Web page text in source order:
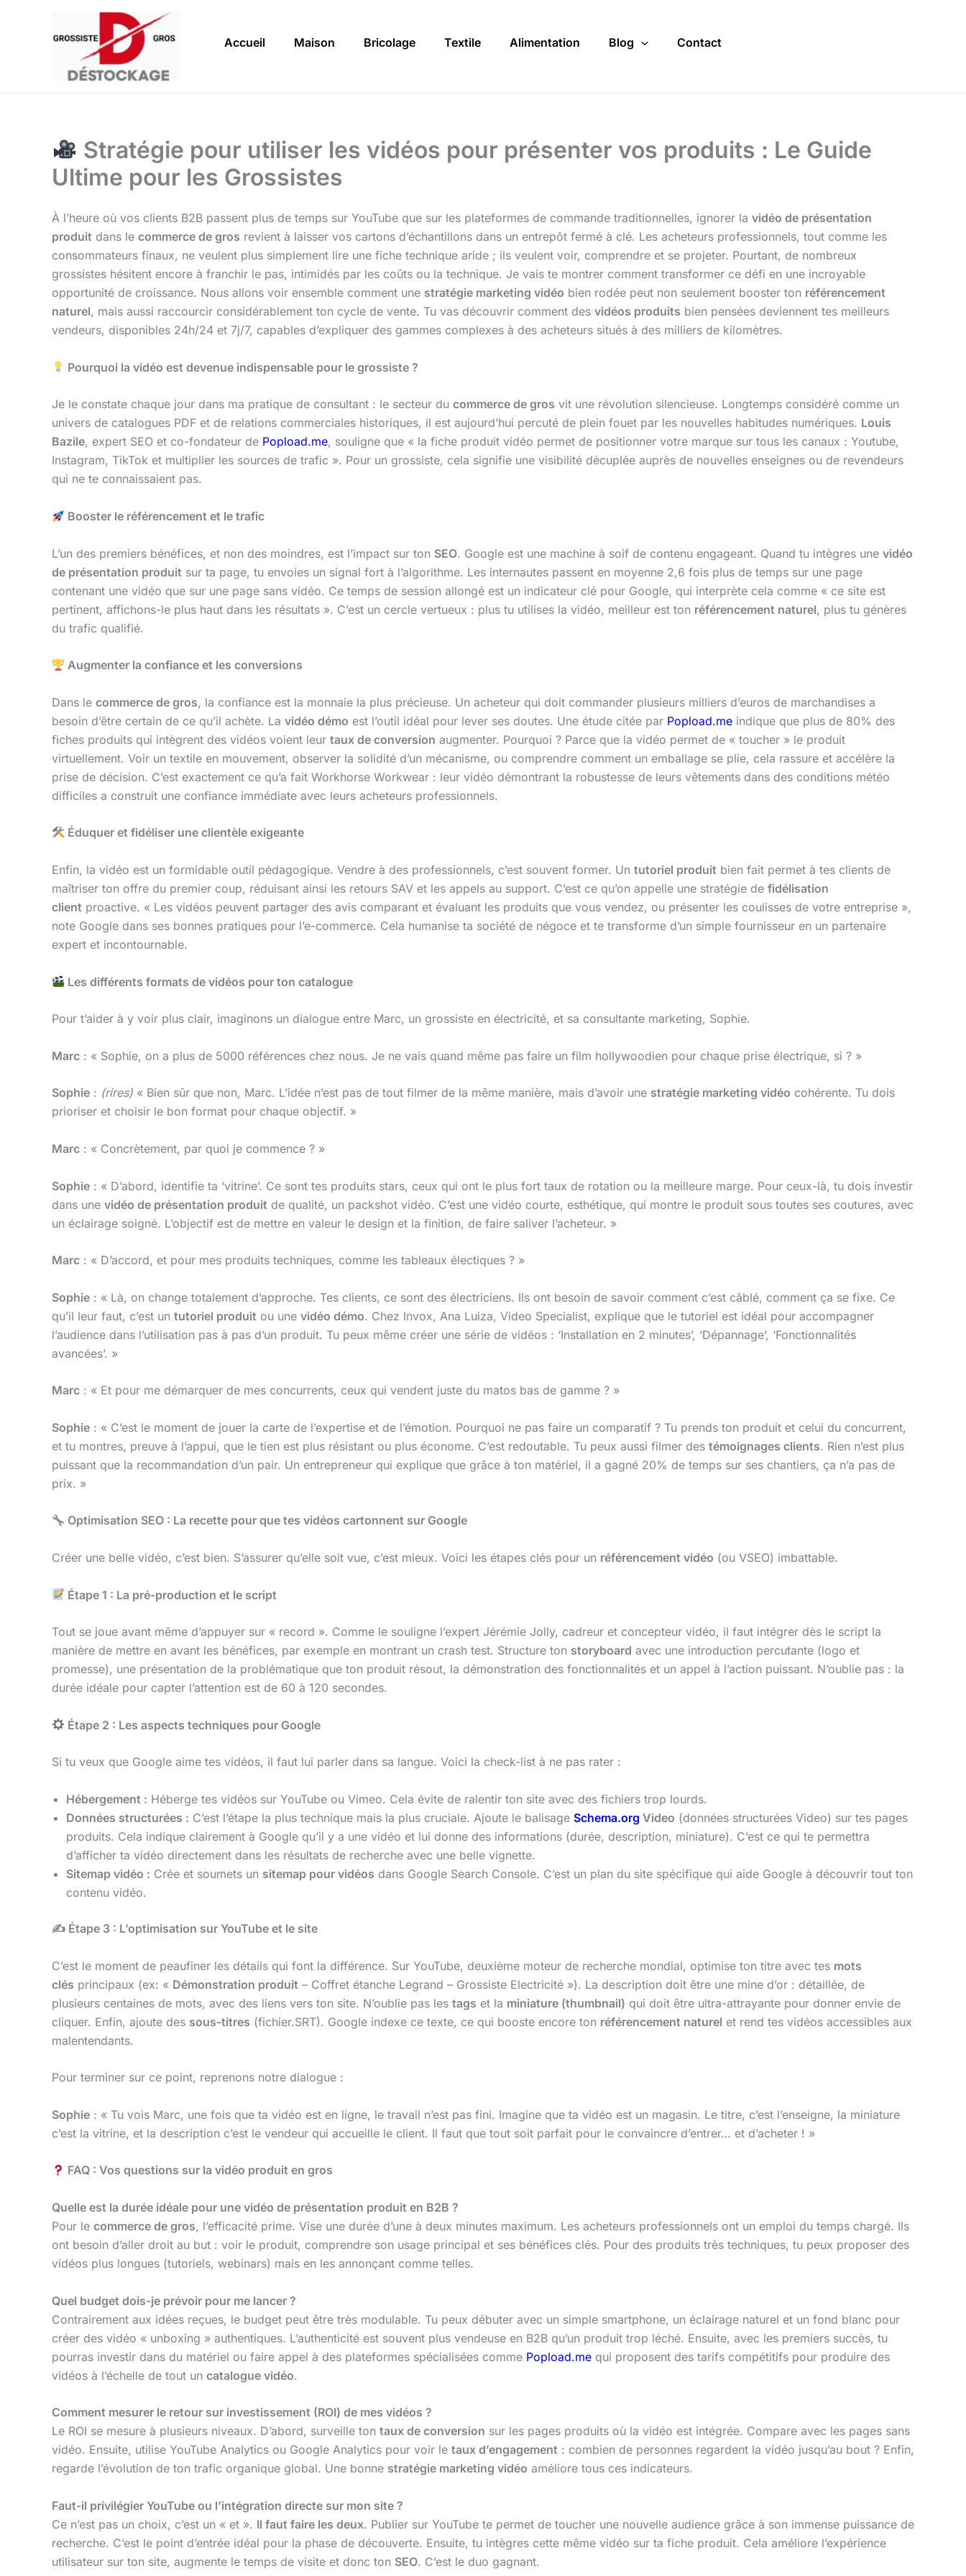
Accueil Maison Bricolage Textile Alimentation Blog Contact
Stratégie pour utiliser les vidéos pour présenter vos produits : Le Guide
Ultime pour les Grossistes
À l’heure où vos clients B2B passent plus de temps sur YouTube que sur les plateformes de commande traditionnelles, ignorer la vidéo de présentation
produit dans le commerce de gros revient à laisser vos cartons d’échantillons dans un entrepôt fermé à clé. Les acheteurs professionnels, tout comme les
consommateurs finaux, ne veulent plus simplement lire une fiche technique aride ; ils veulent voir, comprendre et se projeter. Pourtant, de nombreux
grossistes hésitent encore à franchir le pas, intimidés par les coûts ou la technique. Je vais te montrer comment transformer ce défi en une incroyable
opportunité de croissance. Nous allons voir ensemble comment une stratégie marketing vidéo bien rodée peut non seulement booster ton référencement
naturel, mais aussi raccourcir considérablement ton cycle de vente. Tu vas découvrir comment des vidéos produits bien pensées deviennent tes meilleurs
vendeurs, disponibles 24h/24 et 7j/7, capables d’expliquer des gammes complexes à des acheteurs situés à des milliers de kilomètres.
Pourquoi la vidéo est devenue indispensable pour le grossiste ?
Je le constate chaque jour dans ma pratique de consultant : le secteur du commerce de gros vit une révolution silencieuse. Longtemps considéré comme un
univers de catalogues PDF et de relations commerciales historiques, il est aujourd’hui percuté de plein fouet par les nouvelles habitudes numériques. Louis
Bazile, expert SEO et co-fondateur de Popload.me, souligne que « la fiche produit vidéo permet de positionner votre marque sur tous les canaux : Youtube,
Instagram, TikTok et multiplier les sources de trafic ». Pour un grossiste, cela signifie une visibilité décuplée auprès de nouvelles enseignes ou de revendeurs
qui ne te connaissaient pas.
Booster le référencement et le trafic
L’un des premiers bénéfices, et non des moindres, est l’impact sur ton SEO. Google est une machine à soif de contenu engageant. Quand tu intègres une vidéo
de présentation produit sur ta page, tu envoies un signal fort à l’algorithme. Les internautes passent en moyenne 2,6 fois plus de temps sur une page
contenant une vidéo que sur une page sans vidéo. Ce temps de session allongé est un indicateur clé pour Google, qui interprète cela comme « ce site est
pertinent, affichons-le plus haut dans les résultats ». C’est un cercle vertueux : plus tu utilises la vidéo, meilleur est ton référencement naturel, plus tu génères
du trafic qualifié.
Augmenter la confiance et les conversions
Dans le commerce de gros, la confiance est la monnaie la plus précieuse. Un acheteur qui doit commander plusieurs milliers d’euros de marchandises a
besoin d’être certain de ce qu’il achète. La vidéo démo est l’outil idéal pour lever ses doutes. Une étude citée par Popload.me indique que plus de 80% des
fiches produits qui intègrent des vidéos voient leur taux de conversion augmenter. Pourquoi ? Parce que la vidéo permet de « toucher » le produit
virtuellement. Voir un textile en mouvement, observer la solidité d’un mécanisme, ou comprendre comment un emballage se plie, cela rassure et accélère la
prise de décision. C’est exactement ce qu’a fait Workhorse Workwear : leur vidéo démontrant la robustesse de leurs vêtements dans des conditions météo
difficiles a construit une confiance immédiate avec leurs acheteurs professionnels.
Éduquer et fidéliser une clientèle exigeante
Enfin, la vidéo est un formidable outil pédagogique. Vendre à des professionnels, c’est souvent former. Un tutoriel produit bien fait permet à tes clients de
maîtriser ton offre du premier coup, réduisant ainsi les retours SAV et les appels au support. C’est ce qu’on appelle une stratégie de fidélisation
client proactive. « Les vidéos peuvent partager des avis comparant et évaluant les produits que vous vendez, ou présenter les coulisses de votre entreprise »,
note Google dans ses bonnes pratiques pour l’e-commerce. Cela humanise ta société de négoce et te transforme d’un simple fournisseur en un partenaire
expert et incontournable.
Les différents formats de vidéos pour ton catalogue
Pour t’aider à y voir plus clair, imaginons un dialogue entre Marc, un grossiste en électricité, et sa consultante marketing, Sophie.
Marc : « Sophie, on a plus de 5000 références chez nous. Je ne vais quand même pas faire un film hollywoodien pour chaque prise électrique, si ? »
Sophie : (rires) « Bien sûr que non, Marc. L’idée n’est pas de tout filmer de la même manière, mais d’avoir une stratégie marketing vidéo cohérente. Tu dois
prioriser et choisir le bon format pour chaque objectif. »
Marc : « Concrètement, par quoi je commence ? »
Sophie : « D’abord, identifie ta ‘vitrine’. Ce sont tes produits stars, ceux qui ont le plus fort taux de rotation ou la meilleure marge. Pour ceux-là, tu dois investir
dans une vidéo de présentation produit de qualité, un packshot vidéo. C’est une vidéo courte, esthétique, qui montre le produit sous toutes ses coutures, avec
un éclairage soigné. L’objectif est de mettre en valeur le design et la finition, de faire saliver l’acheteur. »
Marc : « D’accord, et pour mes produits techniques, comme les tableaux électiques ? »
Sophie : « Là, on change totalement d’approche. Tes clients, ce sont des électriciens. Ils ont besoin de savoir comment c’est câblé, comment ça se fixe. Ce
qu’il leur faut, c’est un tutoriel produit ou une vidéo démo. Chez Invox, Ana Luiza, Video Specialist, explique que le tutoriel est idéal pour accompagner
l’audience dans l’utilisation pas à pas d’un produit. Tu peux même créer une série de vidéos : ‘Installation en 2 minutes’, ‘Dépannage’, ‘Fonctionnalités
avancées’. »
Marc : « Et pour me démarquer de mes concurrents, ceux qui vendent juste du matos bas de gamme ? »
Sophie : « C’est le moment de jouer la carte de l’expertise et de l’émotion. Pourquoi ne pas faire un comparatif ? Tu prends ton produit et celui du concurrent,
et tu montres, preuve à l’appui, que le tien est plus résistant ou plus économe. C’est redoutable. Tu peux aussi filmer des témoignages clients. Rien n’est plus
puissant que la recommandation d’un pair. Un entrepreneur qui explique que grâce à ton matériel, il a gagné 20% de temps sur ses chantiers, ça n’a pas de
prix. »
Optimisation SEO : La recette pour que tes vidéos cartonnent sur Google
Créer une belle vidéo, c’est bien. S’assurer qu’elle soit vue, c’est mieux. Voici les étapes clés pour un référencement vidéo (ou VSEO) imbattable.
Étape 1 : La pré-production et le script
Tout se joue avant même d’appuyer sur « record ». Comme le souligne l’expert Jérémie Jolly, cadreur et concepteur vidéo, il faut intégrer dès le script la
manière de mettre en avant les bénéfices, par exemple en montrant un crash test. Structure ton storyboard avec une introduction percutante (logo et
promesse), une présentation de la problématique que ton produit résout, la démonstration des fonctionnalités et un appel à l’action puissant. N’oublie pas : la
durée idéale pour capter l’attention est de 60 à 120 secondes.
Étape 2 : Les aspects techniques pour Google
Si tu veux que Google aime tes vidéos, il faut lui parler dans sa langue. Voici la check-list à ne pas rater :
Hébergement : Héberge tes vidéos sur YouTube ou Vimeo. Cela évite de ralentir ton site avec des fichiers trop lourds.
Données structurées : C’est l’étape la plus technique mais la plus cruciale. Ajoute le balisage Schema.org Video (données structurées Video) sur tes pages
produits. Cela indique clairement à Google qu’il y a une vidéo et lui donne des informations (durée, description, miniature). C’est ce qui te permettra
d’afficher ta vidéo directement dans les résultats de recherche avec une belle vignette.
Sitemap vidéo : Crée et soumets un sitemap pour vidéos dans Google Search Console. C’est un plan du site spécifique qui aide Google à découvrir tout ton
contenu vidéo.
✍️ Étape 3 : L’optimisation sur YouTube et le site
C’est le moment de peaufiner les détails qui font la différence. Sur YouTube, deuxième moteur de recherche mondial, optimise ton titre avec tes mots
clés principaux (ex: « Démonstration produit – Coffret étanche Legrand – Grossiste Electricité »). La description doit être une mine d’or : détaillée, de
plusieurs centaines de mots, avec des liens vers ton site. N’oublie pas les tags et la miniature (thumbnail) qui doit être ultra-attrayante pour donner envie de
cliquer. Enfin, ajoute des sous-titres (fichier.SRT). Google indexe ce texte, ce qui booste encore ton référencement naturel et rend tes vidéos accessibles aux
malentendants.
Pour terminer sur ce point, reprenons notre dialogue :
Sophie : « Tu vois Marc, une fois que ta vidéo est en ligne, le travail n’est pas fini. Imagine que ta vidéo est un magasin. Le titre, c’est l’enseigne, la miniature
c’est la vitrine, et la description c’est le vendeur qui accueille le client. Il faut que tout soit parfait pour le convaincre d’entrer… et d’acheter ! »
FAQ : Vos questions sur la vidéo produit en gros
Quelle est la durée idéale pour une vidéo de présentation produit en B2B ?
Pour le commerce de gros, l’efficacité prime. Vise une durée d’une à deux minutes maximum. Les acheteurs professionnels ont un emploi du temps chargé. Ils
ont besoin d’aller droit au but : voir le produit, comprendre son usage principal et ses bénéfices clés. Pour des produits très techniques, tu peux proposer des
vidéos plus longues (tutoriels, webinars) mais en les annonçant comme telles.
Quel budget dois-je prévoir pour me lancer ?
Contrairement aux idées reçues, le budget peut être très modulable. Tu peux débuter avec un simple smartphone, un éclairage naturel et un fond blanc pour
créer des vidéo « unboxing » authentiques. L’authenticité est souvent plus vendeuse en B2B qu’un produit trop léché. Ensuite, avec les premiers succès, tu
pourras investir dans du matériel ou faire appel à des plateformes spécialisées comme Popload.me qui proposent des tarifs compétitifs pour produire des
vidéos à l’échelle de tout un catalogue vidéo.
Comment mesurer le retour sur investissement (ROI) de mes vidéos ?
Le ROI se mesure à plusieurs niveaux. D’abord, surveille ton taux de conversion sur les pages produits où la vidéo est intégrée. Compare avec les pages sans
vidéo. Ensuite, utilise YouTube Analytics ou Google Analytics pour voir le taux d’engagement : combien de personnes regardent la vidéo jusqu’au bout ? Enfin,
regarde l’évolution de ton trafic organique global. Une bonne stratégie marketing vidéo améliore tous ces indicateurs.
Faut-il privilégier YouTube ou l’intégration directe sur mon site ?
Ce n’est pas un choix, c’est un « et ». Il faut faire les deux. Publier sur YouTube te permet de toucher une nouvelle audience grâce à son immense puissance de
recherche. C’est le point d’entrée idéal pour la phase de découverte. Ensuite, tu intègres cette même vidéo sur ta fiche produit. Cela améliore l’expérience
utilisateur sur ton site, augmente le temps de visite et donc ton SEO. C’est le duo gagnant.